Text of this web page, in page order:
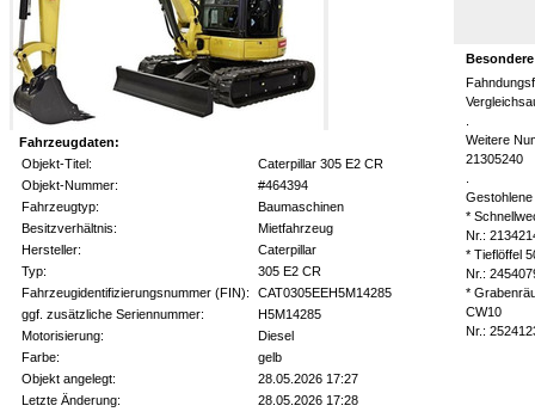
Fahrzeugdaten:
Objekt-Titel:
Caterpillar 305 E2 CR
Objekt-Nummer:
#464394
Fahrzeugtyp:
Baumaschinen
Besitzverhältnis:
Mietfahrzeug
Hersteller:
Caterpillar
Typ:
305 E2 CR
Fahrzeugidentifizierungsnummer (FIN):
CAT0305EEH5M14285
ggf. zusätzliche Seriennummer:
H5M14285
Motorisierung:
Diesel
Farbe:
gelb
Objekt angelegt:
28.05.2026 17:27
Letzte Änderung:
28.05.2026 17:28
Weitere
21305240
Gestohlene
*
Nr.:
* Tieflöffel
Nr.:
*
CW10
Nr.: